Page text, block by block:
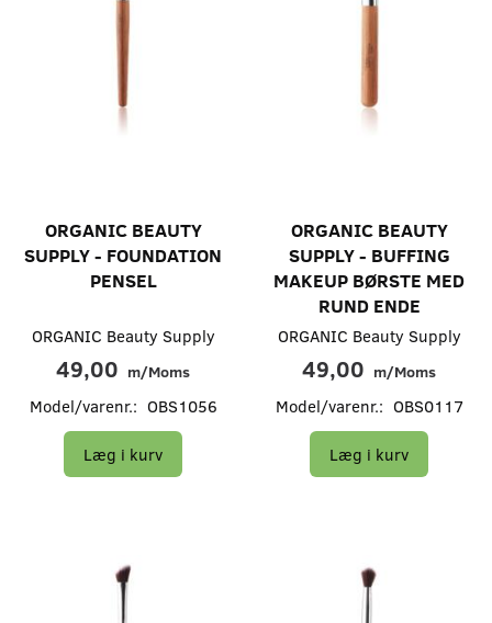
ORGANIC BEAUTY
SUPPLY - FOUNDATION
PENSEL
ORGANIC Beauty Supply
49,00 m/Moms
Model/varenr.: OBS1056
Læg i kurv
ORGANIC BEAUTY
SUPPLY - BUFFING
MAKEUP BØRSTE MED
RUND ENDE
ORGANIC Beauty Supply
49,00 m/Moms
Model/varenr.: OBS0117
Læg i kurv